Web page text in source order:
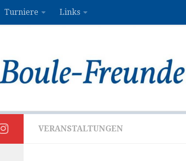
Turniere Links
VERANSTALTUNGEN